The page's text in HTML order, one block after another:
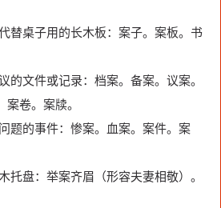
替桌子用的长木板：案子。案板。书
文件或记录：档案。备案。议案。
卷。案牍。
题的事件：惨案。血案。案件。案
盘：举案齐眉（形容夫妻相敬）。